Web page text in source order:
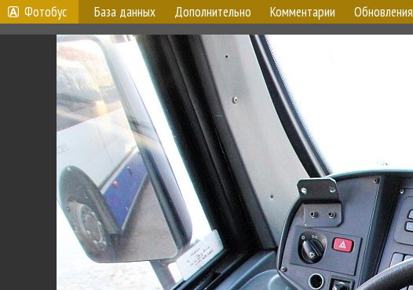
Фотобус База данных Дополнительно Комментарии Обновления